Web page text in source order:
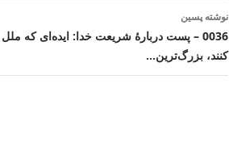
نوشته پسین
0036 – پست دربارهٔ شریعت خدا: ایده‌ای که
کنند، بزرگ‌ترین…